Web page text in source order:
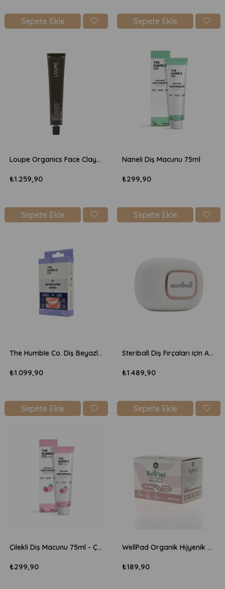
Sepete Ekle Sepete Ekle
Loupe Organics Face Clay Mask 50ml - Kil Maskesi
₺1.259,90
Sepete Ekle
Naneli Diş Macunu 75ml
₺299,90
Sepete Ekle
The Humble Co. Diş Beyazlatma Bandı - Fresh Mint - 28 Adet
₺1.099,90
Sepete Ekle
Steriball Diş Fırçaları için Akıllı Koruma Cihazı - Beyaz
₺1.489,90
Sepete Ekle
Çilekli Diş Macunu 75ml - Çocuk
₺299,90
WellPad Organik Hijyenik Ped Standart 155mm - Günlük 30'lu
₺189,90